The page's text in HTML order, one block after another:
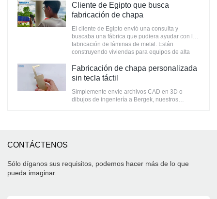
personalizadas. cada año se quedará en China
durante 1-2 meses para terminar algunos
proyectos.
Cliente de Egipto que busca
fabricación de chapa
El cliente de Egipto envió una consulta y
buscaba una fábrica que pudiera ayudar con la
fabricación de láminas de metal. Están
construyendo viviendas para equipos de alta
importante.
Fabricación de chapa personalizada
sin tecla táctil
Simplemente envíe archivos CAD en 3D o
dibujos de ingeniería a Bergek, nuestros
acabado.
CONTÁCTENOS
Sólo díganos sus requisitos, podemos hacer más de lo que
pueda imaginar.